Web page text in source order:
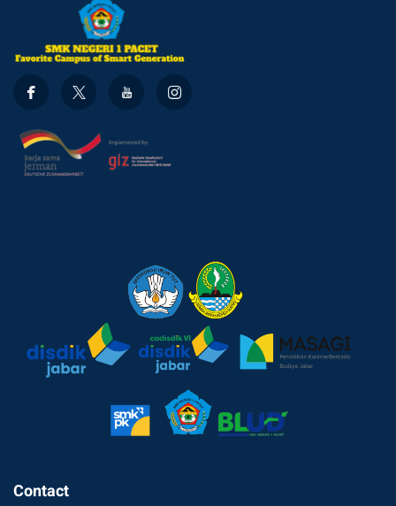
Contact